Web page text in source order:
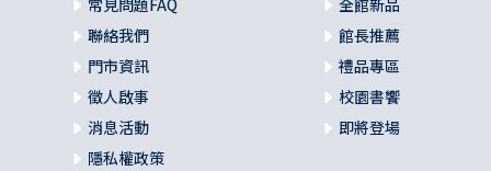
常見問題FAQ
聯絡我們
門市資訊
徵人啟事
消息活動
隱私權政策
全館新品
館長推薦
禮品專區
校園書饗
即將登場